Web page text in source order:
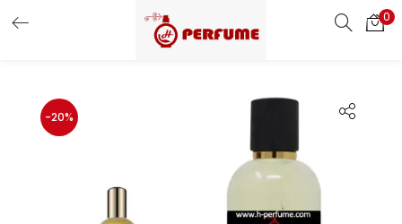
0
-20%
Remember me